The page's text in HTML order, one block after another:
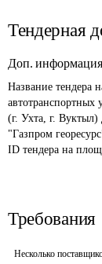
Тендерная
Доп. информация
Название тендера
автотранспортных
(г. Ухта, г.
"Газпром
ID тендера на
Требования
Несколько